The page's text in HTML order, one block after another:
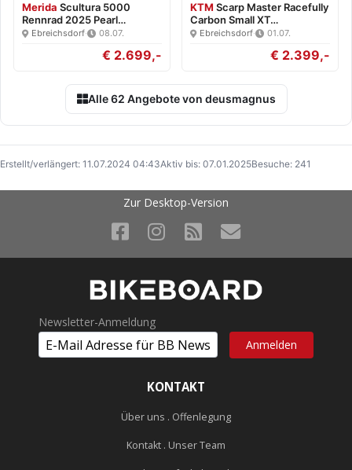
Merida Scultura 5000
Rennrad 2025 Pearl
White/Blk…
Ebreichsdorf· 08.07.
€ 2.699,-
KTM Scarp Master Racefully
Carbon Small XT…
Ebreichsdorf· 01.07.
€ 2.399,-
Alle 62 Angebote von deusmagnus
Erstellt/verlängert: 11.07.2024 04:43Aktiv bis: 07.01.2025Besuche: 241
Zur Desktop-Version
Newsletter-Anmeldung
KONTAKT
Über uns . Offenlegung
Kontakt . Unser Team